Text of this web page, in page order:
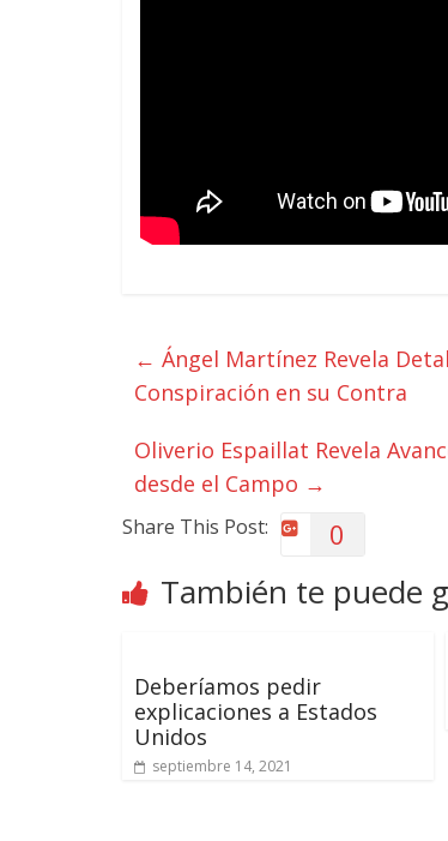
← Ángel Martínez Revela
Conspiración en su Contra
Oliverio Espaillat Revela
desde el Campo →
Share This Post: 0
También te puede
Deberíamos pedir
explicaciones a Estados
Unidos
septiembre 14, 2021